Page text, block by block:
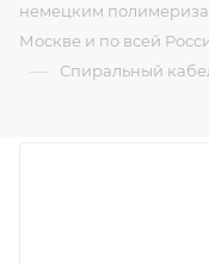
немецким
Москве и по всей
— Спиральный